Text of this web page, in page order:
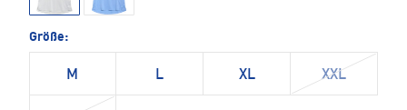
Größe:
M L XL XXL